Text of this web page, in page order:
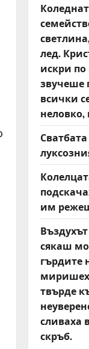
лед.
искри по
звучеше
всички
неловко,
им
сякаш
гърдите
твърде
сливаха
скръб.